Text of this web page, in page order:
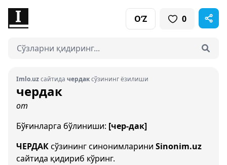
O‘Z 0
Imlo.uzсайтида чердаксўзининг ёзилиши
чердак
от
Бўғинларга бўлиниши: [чер-дак]
ЧЕРДАКсўзининг синонимларини Sinonim.uz
сайтида қидириб кўринг.